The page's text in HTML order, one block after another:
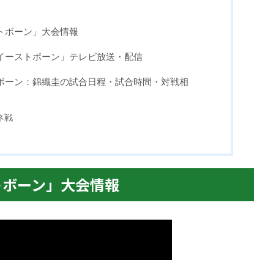
ボーン」大会情報
ストボーン」テレビ放送・配信
ン：錦織圭の試合日程・試合時間・対戦相
戦
ーン」大会情報